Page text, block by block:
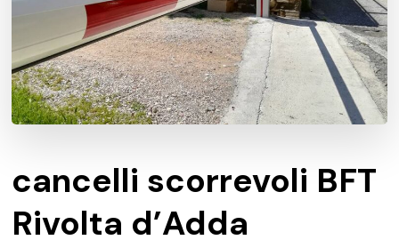
cancelli scorrevoli BFT
Rivolta d’Adda